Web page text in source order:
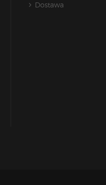
Dostawa